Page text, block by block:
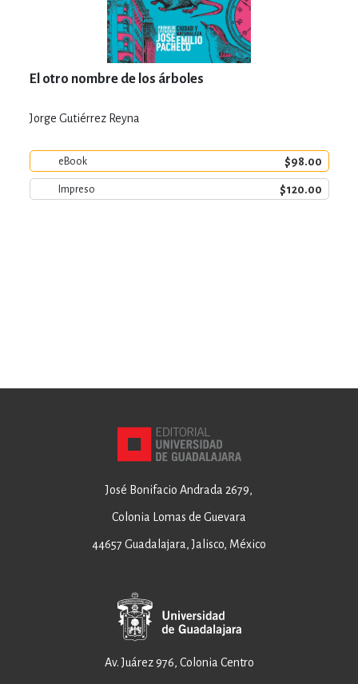
El otro nombre de los árboles
Jorge Gutiérrez Reyna
eBook $98.00
Impreso $120.00
José Bonifacio Andrada 2679,
Colonia Lomas de Guevara
44657 Guadalajara, Jalisco, México
Av. Juárez 976, Colonia Centro